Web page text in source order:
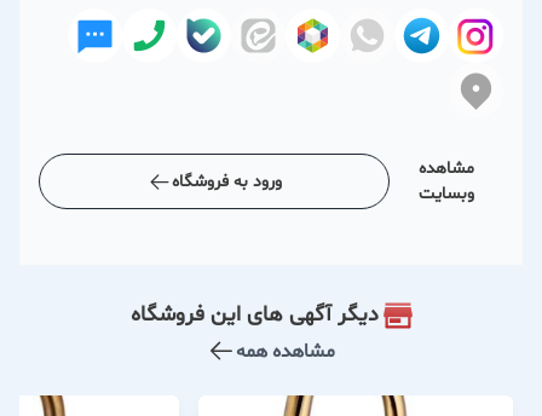
مشاهده
وبسایت
ورود به فروشگاه
دیگر آگهی های این فروشگاه
مشاهده همه